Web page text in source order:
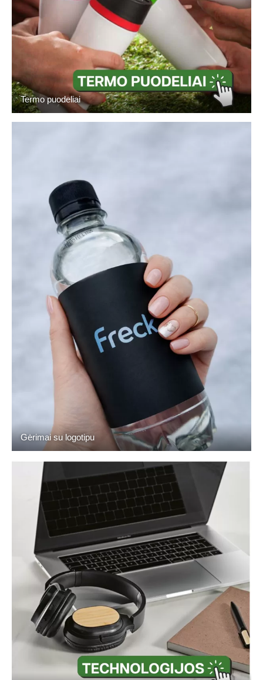
Termo puodeliai
Gėrimai su logotipu